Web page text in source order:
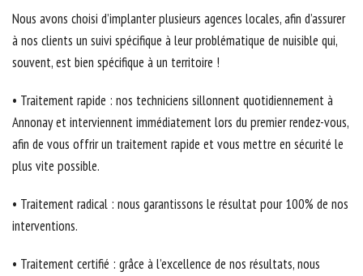
Nous avons choisi d’implanter plusieurs agences locales, afin d’assurer
à nos clients un suivi spécifique à leur problématique de nuisible qui,
souvent, est bien spécifique à un territoire !
• Traitement rapide : nos techniciens sillonnent quotidiennement à
Annonay et interviennent immédiatement lors du premier rendez-vous,
afin de vous offrir un traitement rapide et vous mettre en sécurité le
plus vite possible.
• Traitement radical : nous garantissons le résultat pour 100% de nos
interventions.
• Traitement certifié : grâce à l’excellence de nos résultats, nous